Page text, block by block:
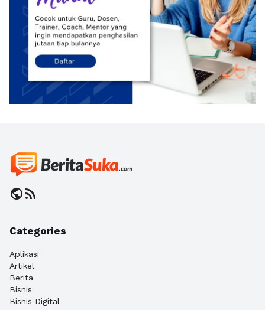
publicrss_feed
Categories
Aplikasi
Artikel
Berita
Bisnis
Bisnis Digital